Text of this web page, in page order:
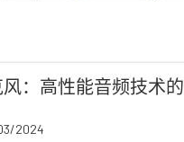
风：高性能音频技术的
2024